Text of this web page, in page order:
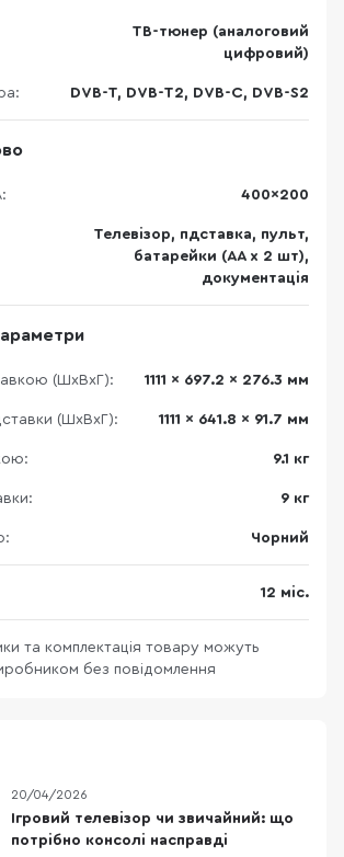
ТВ-тюнер (аналоговий
цифровий)
DVB-T, DVB-T2, DVB-C, DVB-S2
400x200
Телевізор, пдставка, пульт,
батарейки (AA x 2 шт),
документація
(ШхВхГ): 1111 x 697.2 x 276.3 мм
(ШхВхГ): 1111 x 641.8 x 91.7 мм
9.1 кг
9 кг
Чорний
12 міс.
та комплектація товару можуть
без повідомлення
20/04/2026
Ігровий телевізор чи звичайний: що
потрібно консолі насправді